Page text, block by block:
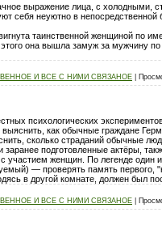
выражение лица, с холодными,
себя неуютно в
таинственной женщиной по
она вышла замуж за мужчину по
И ВСЕ С НИМИ СВЯЗАНОЕ
психологических
как обычные граждане
сколько страданий обычные
подготовленные актёры,
участием женщин. По легенде один
— проверять память первого,
в другой комнате, должен был
И ВСЕ С НИМИ СВЯЗАНОЕ